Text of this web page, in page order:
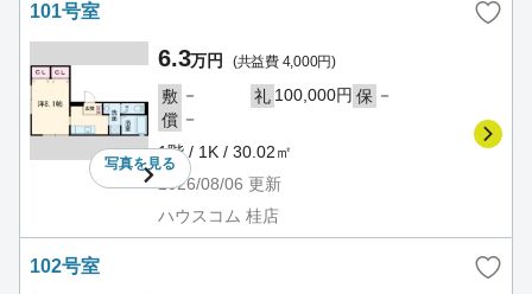
101号室
写真を見る
6.3万円 (共益費 4,000円)
敷 － 礼 100,000円 保 －
償 －
1階 / 1K / 30.02㎡
2026/08/06 更新
ハウスコム 桂店
102号室